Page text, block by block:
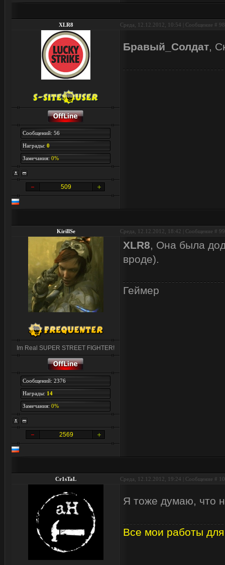
XLR8 Среда, 12.12.2012, 10:54 | Сообщение # 98
Сообщений: 56
Награды: 0
Замечания: 0%
509
Бравый_Солдат,
KirillSe Среда, 12.12.2012, 18:42 | Сообщение # 99
Im Real SUPER STREET FIGHTER!
Сообщений: 2376
Награды: 14
Замечания: 0%
2569
XLR8, Она была
вроде).
Геймер
Cr1sTaL Среда, 12.12.2012, 19:24 | Сообщение #
Я тоже думаю, что
Все мои работы